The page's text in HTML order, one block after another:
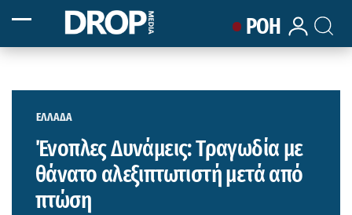
ΡΟΗ
ΕΛΛΑΔΑ
Ένοπλες Δυνάμεις: Τραγωδία με
θάνατο αλεξιπτωτιστή μετά από
πτώση